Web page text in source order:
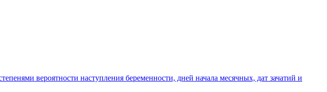
вероятности наступления беременности, дней начала месячных, дат зачатий и